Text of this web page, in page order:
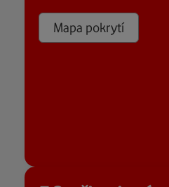
Mapa pokrytí